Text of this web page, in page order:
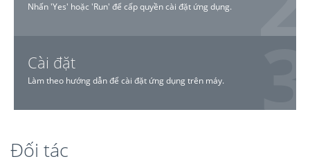
Nhấn 'Yes' hoặc 'Run' để cấp quyền cài đặt ứng dụng.
Cài đặt
Làm theo hướng dẫn để cài đặt ứng dụng trên máy.
Đối tác